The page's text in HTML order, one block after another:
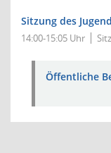
Sitzung des
14:00-15:05 Uhr
Öffentliche